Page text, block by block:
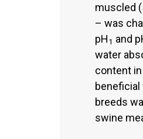
muscled
– was
pH1 and
water
content
breeds
swine